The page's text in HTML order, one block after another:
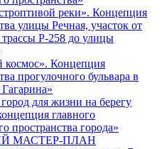
реки». Концепция
улицы Речная, участок от
Р-258 до улицы
космос». Концепция
прогулочного бульвара в
для жизни на берегу
главного
пространства города»
МАСТЕР-ПЛАН